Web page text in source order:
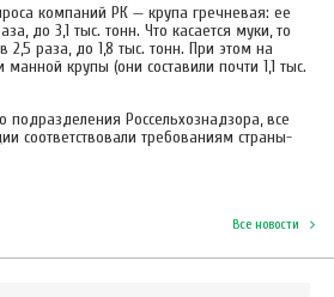
компаний РК — крупа гречневая: ее
до 3,1 тыс. тонн. Что касается муки, то
2,5 раза, до 1,8 тыс. тонн. При этом на
манной крупы (они составили почти 1,1 тыс.
Россельхознадзора, все
соответствовали требованиям страны-
Все новости